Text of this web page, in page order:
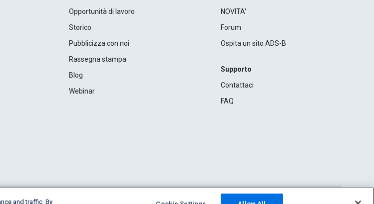
Opportunità di lavoro
Storico
Pubblicizza con noi
Rassegna stampa
Blog
Webinar
NOVITA'
Forum
Ospita un sito ADS-B
Supporto
Contattaci
FAQ
and traffic. By